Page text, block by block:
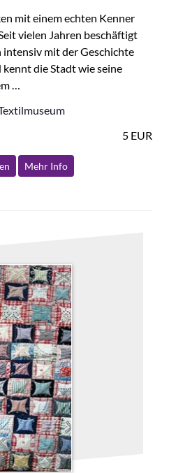
mit einem echten Kenner
vielen Jahren beschäftigt
mit der Geschichte
die Stadt wie seine
…
5 EUR
Mehr Info